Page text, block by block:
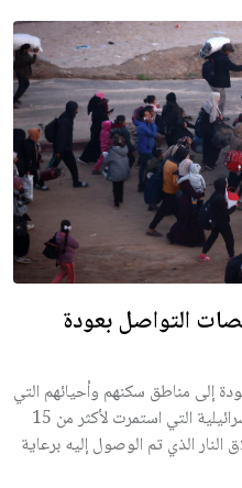
التواصل بعودة
إلى مناطق سكنهم وأحيائهم التي
هجروا منها قسرًا بفعل حرب الإبادة الإسرائيلية التي استمرت لأكثر من 15
الذي تم الوصول إليه برعاية